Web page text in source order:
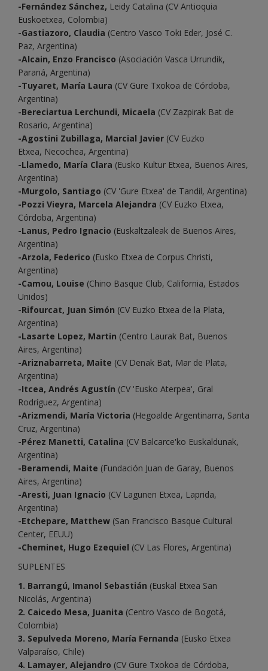
-Fernández Sánchez, Leidy Catalina (CV Antioquia
Euskoetxea, Colombia)
-Gastiazoro, Claudia (Centro Vasco Toki Eder, José C.
Paz, Argentina)
-Alcain, Enzo Francisco (Asociación Vasca Urrundik,
Paraná, Argentina)
-Tuyaret, María Laura (CV Gure Txokoa de Córdoba,
Argentina)
-Bereciartua Lerchundi, Micaela (CV Zazpirak Bat de
Rosario, Argentina)
-Agostini Zubillaga, Marcial Javier (CV Euzko
Etxea, Necochea, Argentina)
-Llamedo, María Clara (Eusko Kultur Etxea, Buenos Aires,
Argentina)
-Murgolo, Santiago (CV 'Gure Etxea' de Tandil, Argentina)
-Pozzi Vieyra, Marcela Alejandra (CV Euzko Etxea,
Córdoba, Argentina)
-Lanus, Pedro Ignacio (Euskaltzaleak de Buenos Aires,
Argentina)
-Arzola, Federico (Eusko Etxea de Corpus Christi,
Argentina)
-Camou, Louise (Chino Basque Club, California, Estados
Unidos)
-Rifourcat, Juan Simón (CV Euzko Etxea de la Plata,
Argentina)
-Lasarte Lopez, Martin (Centro Laurak Bat, Buenos
Aires, Argentina)
-Ariznabarreta, Maite (CV Denak Bat, Mar de Plata,
Argentina)
-Itcea, Andrés Agustín (CV 'Eusko Aterpea', Gral
Rodríguez, Argentina)
-Arizmendi, María Victoria (Hegoalde Argentinarra, Santa
Cruz, Argentina)
-Pérez Manetti, Catalina (CV Balcarce'ko Euskaldunak,
Argentina)
-Beramendi, Maite (Fundación Juan de Garay, Buenos
Aires, Argentina)
-Aresti, Juan Ignacio (CV Lagunen Etxea, Laprida,
Argentina)
-Etchepare, Matthew (San Francisco Basque Cultural
Center, EEUU)
-Cheminet, Hugo Ezequiel (CV Las Flores, Argentina)
SUPLENTES
1. Barrangú, Imanol Sebastián (Euskal Etxea San
Nicolás, Argentina)
2. Caicedo Mesa, Juanita (Centro Vasco de Bogotá,
Colombia)
3. Sepulveda Moreno, María Fernanda (Eusko Etxea
Valparaíso, Chile)
4. Lamayer, Alejandro (CV Gure Txokoa de Córdoba,